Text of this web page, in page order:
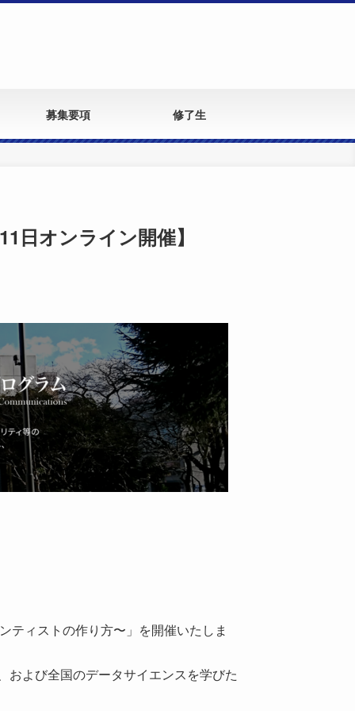
募集要項 修了生
日オンライン開催】
ティストの作り方〜」を開催いたしま
よび全国のデータサイエンスを学びた